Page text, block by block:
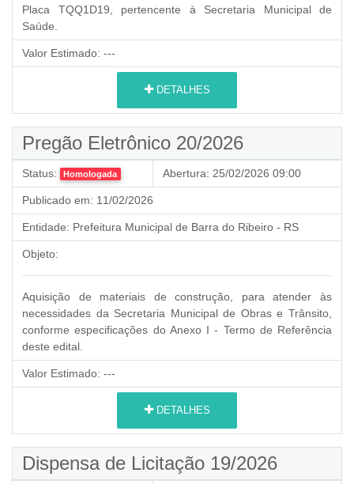
Placa TQQ1D19, pertencente à Secretaria Municipal de
Saúde.
Valor Estimado: ---
DETALHES
Pregão Eletrônico 20/2026
Status: Homologada Abertura: 25/02/2026 09:00
Publicado em: 11/02/2026
Entidade: Prefeitura Municipal de Barra do Ribeiro - RS
Objeto:
Aquisição de materiais de construção, para atender às
necessidades da Secretaria Municipal de Obras e Trânsito,
conforme especificações do Anexo I - Termo de Referência
deste edital.
Valor Estimado: ---
DETALHES
Dispensa de Licitação 19/2026